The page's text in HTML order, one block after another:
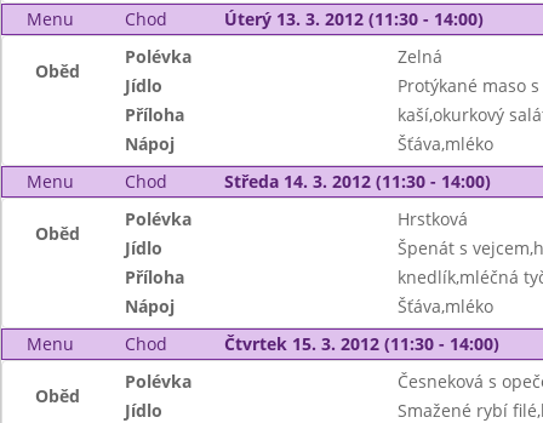
Menu
Chod Úterý 13. 3. 2012 (11:30 - 14:00)
Oběd
Polévka
Zelná
Jídlo
Protýkané maso
Příloha
kaší,okurkový
Nápoj
Šťáva,mléko
Menu
Chod Středa 14. 3. 2012 (11:30 - 14:00)
Oběd
Polévka
Hrstková
Jídlo
Špenát s
Příloha
knedlík,mléčná
Nápoj
Šťáva,mléko
Menu
Chod Čtvrtek 15. 3. 2012 (11:30 - 14:00)
Oběd
Polévka
Česneková s
Jídlo
Smažené rybí